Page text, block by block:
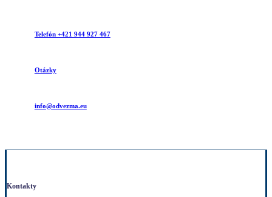
Telefón +421 944 927 467
Otázky
info@odvezma.eu
Kontakty